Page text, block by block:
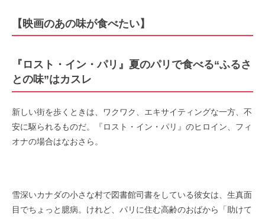
【映画のあの味が食べたい】
『ロスト・イン・パリ』夏のパリで食べる“ふるさ
との味”はカスレ
新しい街を歩くときは、ワクワク、エキサイティングな一方、不
安に駆られるものだ。『ロスト・イン・パリ』のヒロイン、フィ
オナの場合はなおさら。
雪深いカナダの小さな村で図書館司書をしている彼女は、生真面
目でちょっと臆病。けれど、パリに住む高齢のおばから「助けて